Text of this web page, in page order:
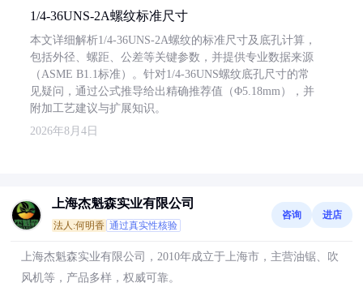
1/4-36UNS-2A螺纹标准尺寸
本文详细解析1/4-36UNS-2A螺纹的标准尺寸及底孔计算，
包括外径、螺距、公差等关键参数，并提供专业数据来源
（ASME B1.1标准）。针对1/4-36UNS螺纹底孔尺寸的常
见疑问，通过公式推导给出精确推荐值（Φ5.18mm），并
附加工艺建议与扩展知识。
2026年8月4日
上海杰魁森实业有限公司
法人:何明香 通过真实性核验
咨询 进店
上海杰魁森实业有限公司，2010年成立于上海市，主营油锯、吹
风机等，产品多样，权威可靠。